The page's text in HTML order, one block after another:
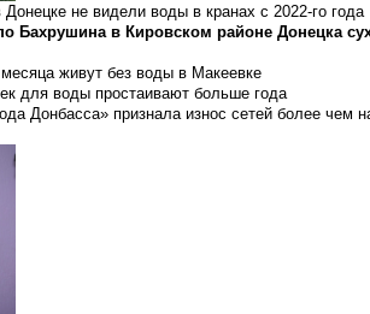
не видели воды в кранах с 2022-го года
Бахрушина в Кировском районе Донецка
живут без воды в Макеевке
для воды простаивают больше года
Донбасса» признала износ сетей более чем